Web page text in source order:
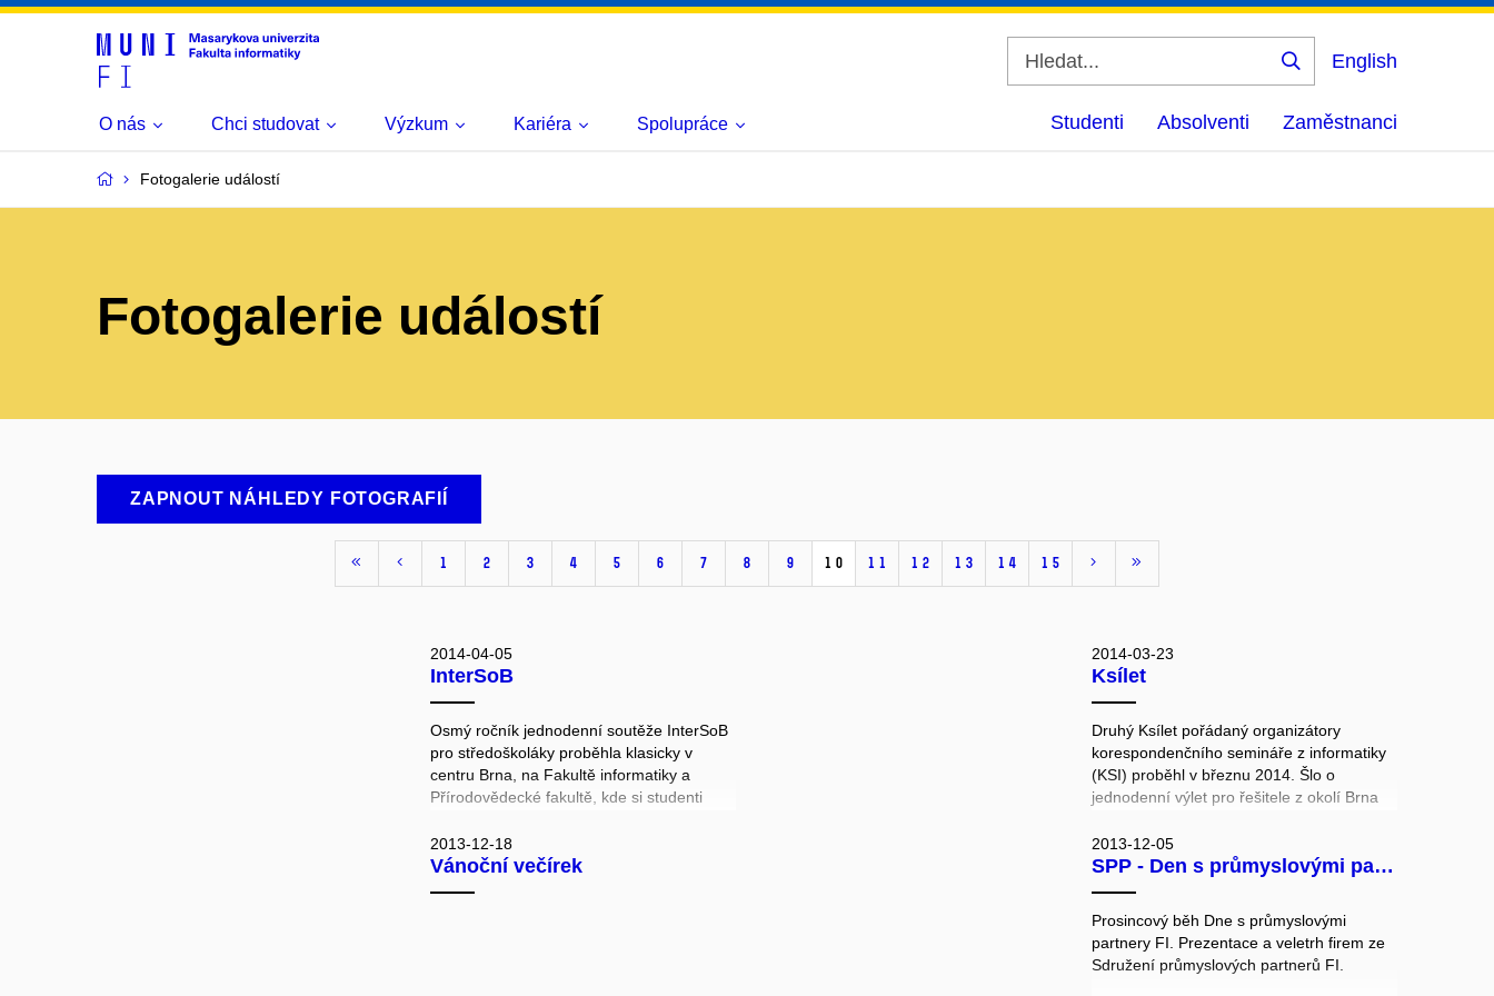
Vyhledat
English
O nás Chci studovat Výzkum Kariéra Spolupráce Studenti Absolventi Zaměstnanci
Fotogalerie událostí
Fotogalerie událostí
ZAPNOUT NÁHLEDY FOTOGRAFIÍ
1 2 3 4 5 6 7 8 9 10 11 12 13 14 15
2014-04-05
InterSoB
Osmý ročník jednodenní soutěže InterSoB
pro středoškoláky proběhla klasicky v
centru Brna, na Fakultě informatiky a
Přírodovědecké fakultě, kde si studenti
bludiště. Na dalších stanovištích si
účastníci mohli rozpoznat různé druhy
2014-03-23
Ksílet
Druhý Ksílet pořádaný organizátory
korespondenčního semináře z informatiky
(KSI) proběhl v březnu 2014. Šlo o
jednodenní výlet pro řešitele z okolí Brna
krásné krajiny a počasí čekalo na řešitele
pár netradičních úkolů a drobných her.
2013-12-18
Vánoční večírek
2013-12-05
SPP - Den s průmyslovými partnery
Prosincový běh Dne s průmyslovými
partnery FI. Prezentace a veletrh firem ze
Sdružení průmyslových partnerů FI.